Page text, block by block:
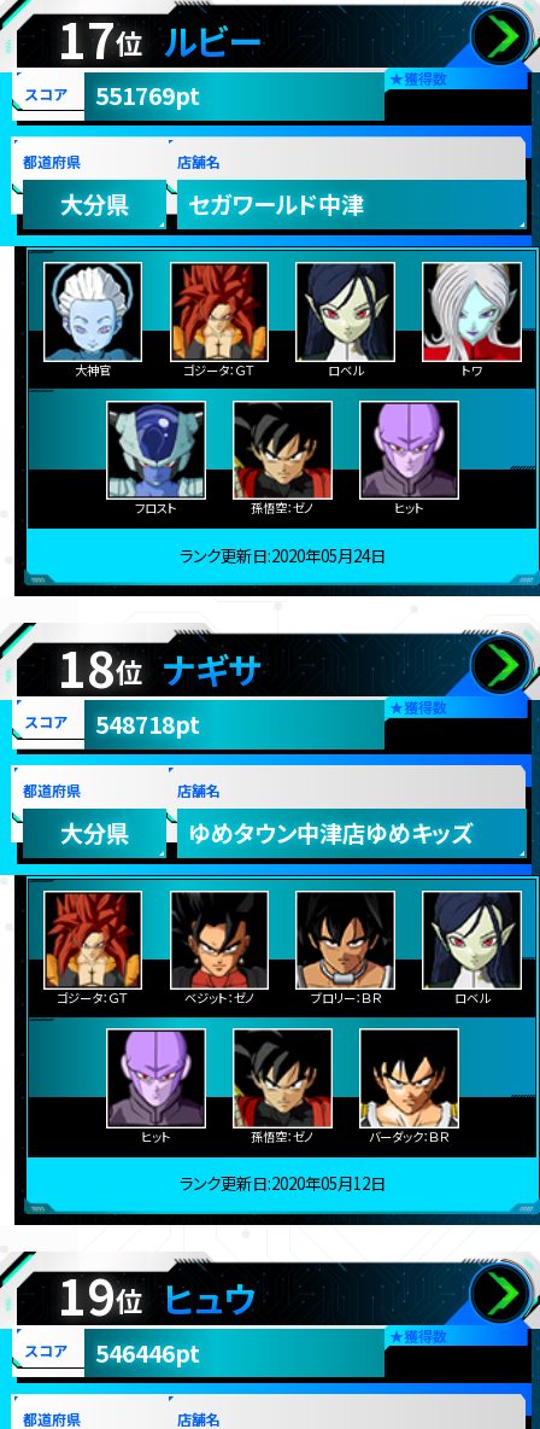
17位 ルビー
★獲得数
スコア 551769pt
都道府県
大分県
店舗名
セガワールド中津
大神官 ゴジータ：ＧＴ ロベル トワ
フロスト 孫悟空：ゼノ ヒット
ランク更新日:2020年05月24日
18位 ナギサ
★獲得数
スコア 548718pt
都道府県
大分県
店舗名
ゆめタウン中津店ゆめキッズ
ゴジータ：ＧＴ ベジット：ゼノ ブロリー：ＢＲ ロベル
ヒット 孫悟空：ゼノ バーダック：ＢＲ
ランク更新日:2020年05月12日
19位 ヒュウ
★獲得数
スコア 546446pt
都道府県 店舗名